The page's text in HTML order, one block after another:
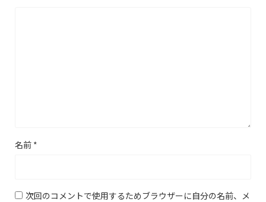
名前 *
次回のコメントで使用するためブラウザーに自分の名前、メ